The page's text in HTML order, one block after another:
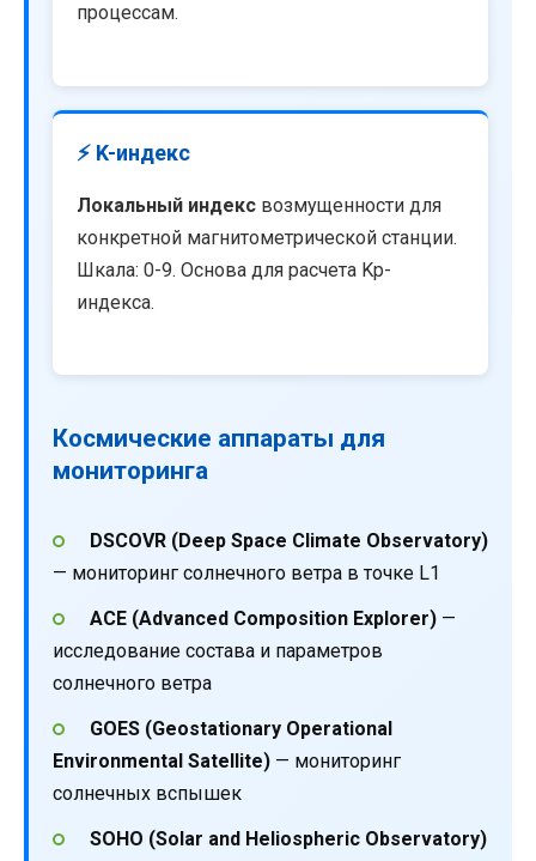
процессам.
⚡ K-индекс
Локальный индекс возмущенности для
конкретной магнитометрической станции.
Шкала: 0-9. Основа для расчета Kp-
индекса.
Космические аппараты для
мониторинга
DSCOVR (Deep Space Climate Observatory)
— мониторинг солнечного ветра в точке L1
ACE (Advanced Composition Explorer)—
исследование состава и параметров
солнечного ветра
GOES (Geostationary Operational
Environmental Satellite) — мониторинг
солнечных вспышек
SOHO (Solar and Heliospheric Observatory)